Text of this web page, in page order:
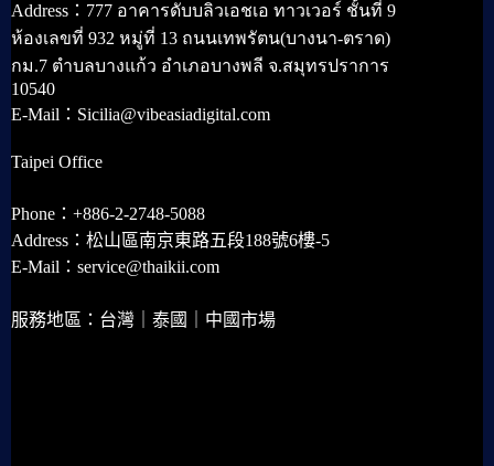
Address：777 อาคารดับบลิวเอชเอ ทาวเวอร์ ชั้นที่ 9
ห้องเลขที่ 932 หมู่ที่ 13 ถนนเทพรัตน(บางนา-ตราด)
กม.7 ตำบลบางแก้ว อำเภอบางพลี จ.สมุทรปราการ
10540
E-Mail：Sicilia@vibeasiadigital.com
Taipei Office
Phone：+886-2-2748-5088
Address：松山區南京東路五段188號6樓-5
E-Mail：service@thaikii.com
服務地區：台灣｜泰國｜中國市場